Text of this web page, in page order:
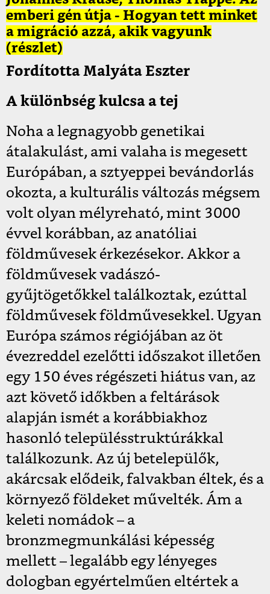
emberi gén útja - Hogyan tett minket
a migráció azzá, akik vagyunk
(részlet)
Fordította Malyáta Eszter
A különbség kulcsa a tej
Noha a legnagyobb genetikai
átalakulást, ami valaha is megesett
Európában, a sztyeppei bevándorlás
okozta, a kulturális változás mégsem
volt olyan mélyreható, mint 3000
évvel korábban, az anatóliai
földművesek érkezésekor. Akkor a
földművesek vadászó-
gyűjtögetőkkel találkoztak, ezúttal
földművesek földművesekkel. Ugyan
Európa számos régiójában az öt
évezreddel ezelőtti időszakot illetően
egy 150 éves régészeti hiátus van, az
azt követő időkben a feltárások
alapján ismét a korábbiakhoz
hasonló településstruktúrákkal
találkozunk. Az új betelepülők,
akárcsak elődeik, falvakban éltek, és a
környező földeket művelték. Ám a
keleti nomádok – a
bronzmegmunkálási képesség
mellett – legalább egy lényeges
dologban egyértelműen eltértek a